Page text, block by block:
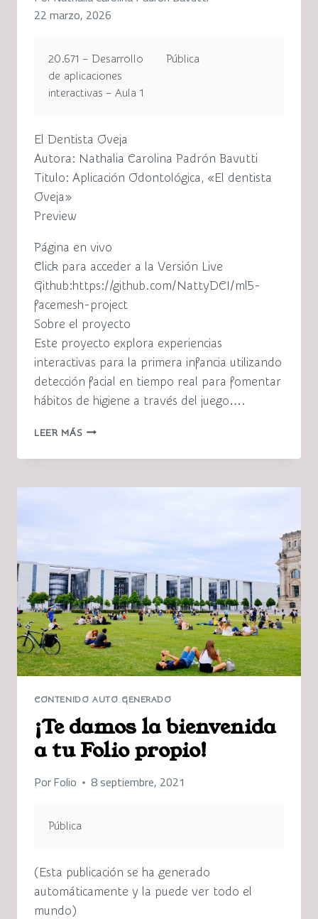
22 marzo, 2026
20.671 – Desarrollo
de aplicaciones
interactivas – Aula 1
Pública
El Dentista Oveja
Autora: Nathalia Carolina Padrón Bavutti
Titulo: Aplicación Odontológica, «El dentista
Oveja»
Preview
Página en vivo
Click para acceder a la Versión Live
Github:https://github.com/NattyDCI/ml5-
facemesh-project
Sobre el proyecto
Este proyecto explora experiencias
interactivas para la primera infancia utilizando
detección facial en tiempo real para fomentar
hábitos de higiene a través del juego….
LEER MÁSAPLICACIÓN
HEALTHYSMILE-
DENTISTA
CONTENIDO AUTO GENERADO
¡Te damos la bienvenida
a tu Folio propio!
PorFolio 8 septiembre, 2021
Pública
(Esta publicación se ha generado
automáticamente y la puede ver todo el
mundo)